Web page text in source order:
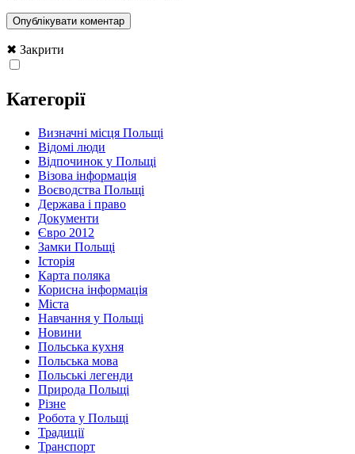
✖ Закрити
Категорії
Визначні місця Польщі
Відомі люди
Відпочинок у Польщі
Візова інформація
Воєводства Польщі
Держава і право
Документи
Євро 2012
Замки Польщі
Історія
Карта поляка
Корисна інформація
Міста
Навчання у Польщі
Новини
Польська кухня
Польська мова
Польські легенди
Природа Польщі
Різне
Робота у Польщі
Традиції
Транспорт